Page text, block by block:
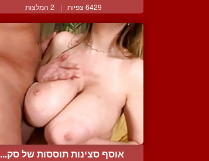
6429 צפיות | 2 המלצות
אוסף סצינות תוססות של סק...